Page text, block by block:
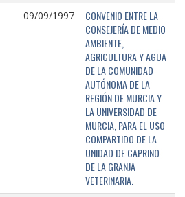
09/09/1997
CONVENIO ENTRE LA
CONSEJERÍA DE MEDIO
AMBIENTE,
AGRICULTURA Y AGUA
DE LA COMUNIDAD
AUTÓNOMA DE LA
REGIÓN DE MURCIA Y
LA UNIVERSIDAD DE
MURCIA, PARA EL USO
COMPARTIDO DE LA
UNIDAD DE CAPRINO
DE LA GRANJA
VETERINARIA.